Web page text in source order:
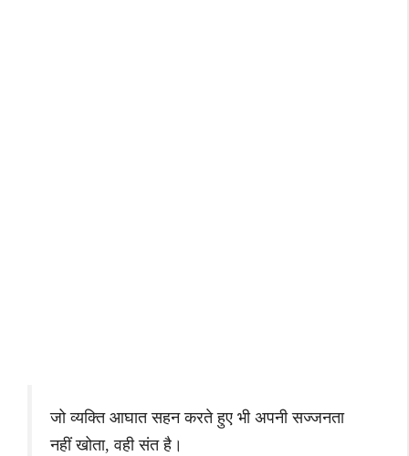
जो व्यक्ति आघात सहन करते हुए भी अपनी सज्जनता
नहीं खोता, वही संत है।